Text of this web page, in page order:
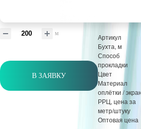
м
В ЗАЯВКУ
Артикул
Бухта, м
Способ
прокладки
Цвет
Материал
оплётки /
РРЦ, цена за
метр/штуку
Оптовая цена